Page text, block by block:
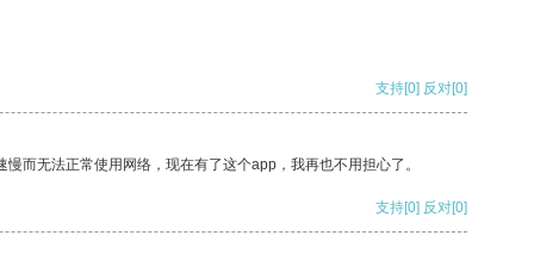
支持[0] 反对[0]
而无法正常使用网络，现在有了这个app，我再也不用担心了。
支持[0] 反对[0]